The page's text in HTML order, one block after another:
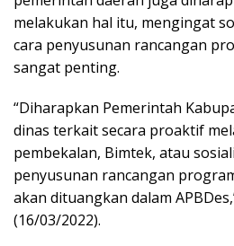
melakukan hal itu, mengingat
cara penyusunan rancangan
sangat penting.
“Diharapkan Pemerintah
dinas terkait secara proaktif
pembekalan, Bimtek, atau
penyusunan rancangan
akan dituangkan dalam
(16/03/2022).